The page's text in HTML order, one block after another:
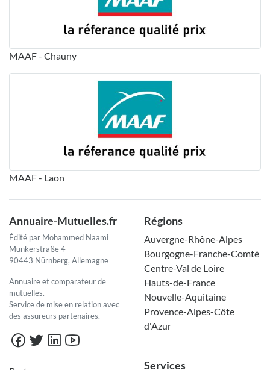
MAAF - Chauny
MAAF - Laon
Annuaire-Mutuelles.fr
Édité par Mohammed Naami
Munkerstraße 4
90443 Nürnberg, Allemagne
Annuaire et comparateur de
mutuelles.
Service de mise en relation avec
des assureurs partenaires.
Régions
Auvergne-Rhône-Alpes
Bourgogne-Franche-Comté
Centre-Val de Loire
Hauts-de-France
Nouvelle-Aquitaine
Provence-Alpes-Côte
d'Azur
Services